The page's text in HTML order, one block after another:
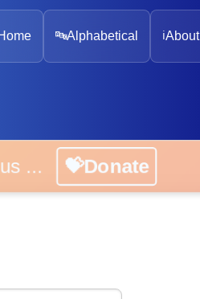
🔤Alphabetical ℹ️About
... 💝Donate